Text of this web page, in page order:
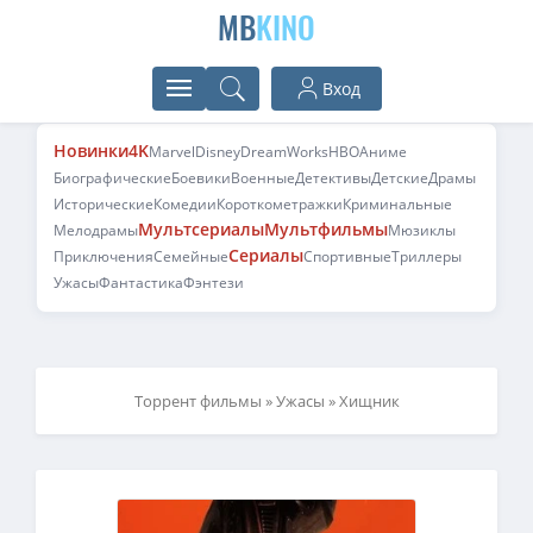
MBKINO
Вход
Новинки4KMarvelDisneyDreamWorksHBOАниме
БиографическиеБоевикиВоенныеДетективыДетскиеДрамы
ИсторическиеКомедииКороткометражкиКриминальные
МелодрамыМультсериалыМультфильмыМюзиклы
ПриключенияСемейныеСериалыСпортивныеТриллеры
УжасыФантастикаФэнтези
Торрент фильмы »Ужасы » Хищник